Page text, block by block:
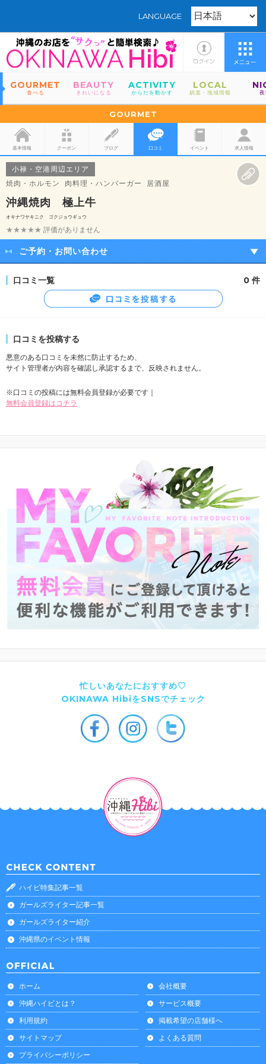
LANGUAGE
GOURMET
食べる
BEAUTY
きれいになる
ACTIVITY
からだを動かす
LOCAL
娯楽・地域情報
GOURMET
基本情報 クーポン ブログ 口コミ イベント 求人情報
小禄・空港周辺エリア
焼肉・ホルモン 肉料理・ハンバーガー 居酒屋
沖縄焼肉 極上牛
オキナワヤキニク ゴクジョウギュウ
★★★★★ 評価がありません
ご予約・お問い合わせ
口コミ一覧 0 件
口コミを投稿する
悪意のある口コミを未然に防止するため、
サイト管理者が内容を確認し承認するまで、反映されません。
※口コミの投稿には無料会員登録が必要です｜
無料会員登録はコチラ
忙しいあなたにおすすめ♡
OKINAWA HibiをSNSでチェック
ハイビ特集記事一覧
ガールズライター記事一覧
ガールズライター紹介
沖縄県のイベント情報
ホーム
会社概要
沖縄ハイビとは？
サービス概要
利用規約
掲載希望の店舗様へ
サイトマップ
よくある質問
プライバシーポリシー